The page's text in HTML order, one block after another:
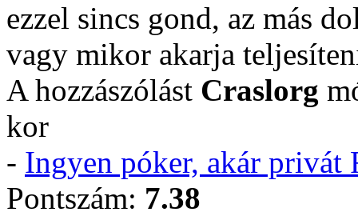
ezzel sincs gond, az más
vagy mikor akarja
A hozzászólást Craslorg
kor
- Ingyen póker, akár privát
Pontszám: 7.38